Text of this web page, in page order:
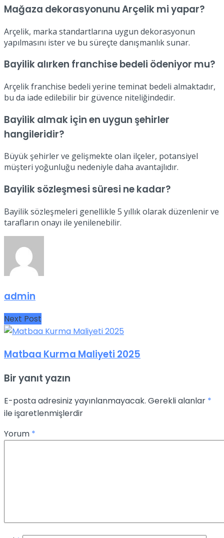
Mağaza dekorasyonunu Arçelik mi yapar?
Arçelik, marka standartlarına uygun dekorasyonun
yapılmasını ister ve bu süreçte danışmanlık sunar.
Bayilik alırken franchise bedeli ödeniyor mu?
Arçelik franchise bedeli yerine teminat bedeli almaktadır,
bu da iade edilebilir bir güvence niteliğindedir.
Bayilik almak için en uygun şehirler
hangileridir?
Büyük şehirler ve gelişmekte olan ilçeler, potansiyel
müşteri yoğunluğu nedeniyle daha avantajlıdır.
Bayilik sözleşmesi süresi ne kadar?
Bayilik sözleşmeleri genellikle 5 yıllık olarak düzenlenir ve
tarafların onayı ile yenilenebilir.
admin
Next Post
Matbaa Kurma Maliyeti 2025
Bir yanıt yazın
E-posta adresiniz yayınlanmayacak. Gerekli alanlar *
ile işaretlenmişlerdir
Yorum *